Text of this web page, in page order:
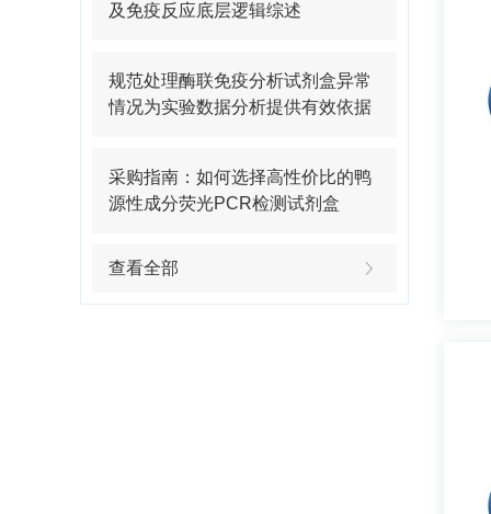
及免疫反应底层逻辑综述
规范处理酶联免疫分析试剂盒异常
情况为实验数据分析提供有效依据
采购指南：如何选择高性价比的鸭
源性成分荧光PCR检测试剂盒
查看全部